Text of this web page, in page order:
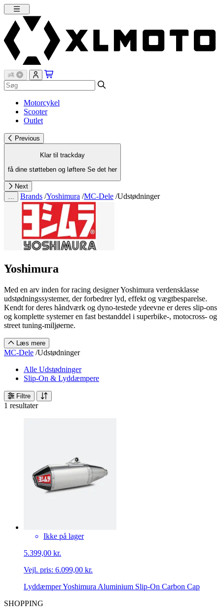
Motorcykel
Scooter
Outlet
Previous
Klar til trackday
få dine støtteben og løftere Se det her
Next
Brands /Yoshimura /MC-Dele /Udstødninger
Yoshimura
Med en arv inden for racing designer Yoshimura verdensklasse
udstødningssystemer, der forbedrer lyd, effekt og vægtbesparelse.
Kendt for deres håndværk og dyno-testede ydeevne er deres slip-ons
og komplette systemer en fast bestanddel i superbike-, motocross- og
street tuning-miljøerne.
Læs mere
MC-Dele /Udstødninger
Alle Udstødninger
Slip-On & Lyddæmpere
Filtre
1 resultater
Ikke på lager
5.399,00 kr.
Vejl. pris: 6.099,00 kr.
Lyddӕmper Yoshimura Aluminium Slip-On Carbon Cap
SHOPPING